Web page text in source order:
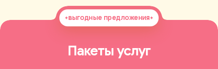
выгодные предложения
Пакеты услуг